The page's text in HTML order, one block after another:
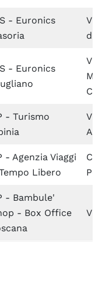
- Euronics
di
- Euronics
- Turismo
Via
- Agenzia Viaggi
Libero
- Bambule'
- Box Office